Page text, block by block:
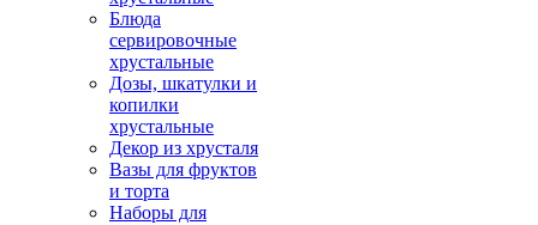
Блюда
сервировочные
хрустальные
Дозы, шкатулки и
копилки
хрустальные
Декор из хрусталя
Вазы для фруктов
и торта
Наборы для